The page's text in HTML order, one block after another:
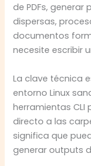
de PDFs,
dispersas,
documentos
necesite escribir
La clave técnica
entorno Linux
herramientas
directo a las
significa que
generar outputs